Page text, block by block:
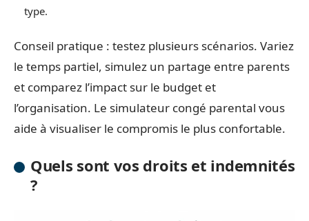
type.
Conseil pratique : testez plusieurs scénarios. Variez
le temps partiel, simulez un partage entre parents
et comparez l’impact sur le budget et
l’organisation. Le simulateur congé parental vous
aide à visualiser le compromis le plus confortable.
Quels sont vos droits et indemnités
?